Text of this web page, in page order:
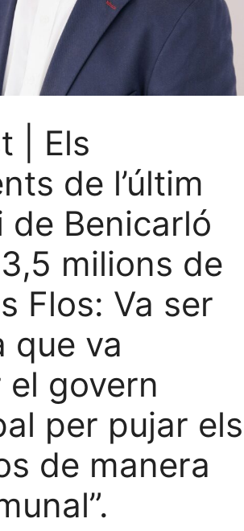
| Els
de l’últim
de Benicarló
milions de
Flos: Va ser
que va
govern
per pujar els
de manera